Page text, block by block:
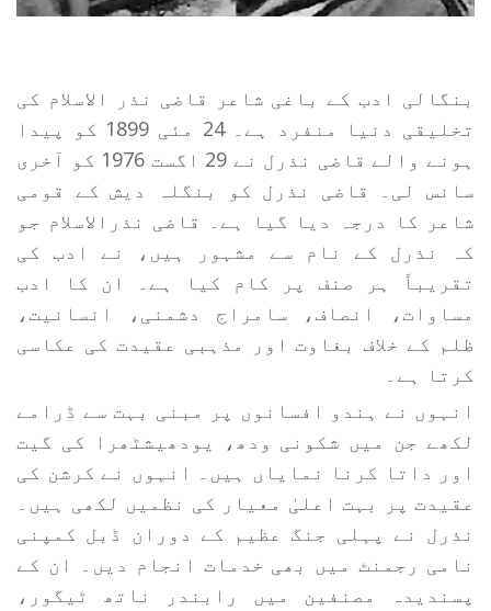
بنگالی ادب کے باغی شاعر قاضی نذر الاسلام کی
تخلیقی دنیا منفرد ہے۔ 24 مئی 1899 کو پیدا
ہونے والے قاضی نذرل نے 29 اگست 1976 کو آخری
سانس لی۔ قاضی نذرل کو بنگلہ دیش کے قومی
شاعر کا درجہ دیا گیا ہے۔ قاضی نذرالاسلام جو
کہ نذرل کے نام سے مشہور ہیں، نے ادب کی
تقریباً ہر صنف پر کام کیا ہے۔ ان کا ادب
مساوات، انصاف، سامراج دشمنی، انسانیت،
ظلم کے خلاف بغاوت اور مذہبی عقیدت کی عکاسی
کرتا ہے۔
انہوں نے ہندو افسانوں پر مبنی بہت سے ڈرامے
لکھے جن میں شکونی ودھ، یودھیشٹھرا کی گیت
اور داتا کرنا نمایاں ہیں۔ انہوں نے کرشن کی
عقیدت پر بہت اعلیٰ معیار کی نظمیں لکھی ہیں۔
نذرل نے پہلی جنگ عظیم کے دوران ڈبل کمپنی
نامی رجمنٹ میں بھی خدمات انجام دیں۔ ان کے
پسندیدہ مصنفین میں رابندر ناتھ ٹیگور،